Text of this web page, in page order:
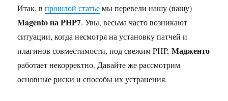
Итак, впрошлой статьемы перевели нашу (вашу)
Magento на PHP7. Увы, весьма часто возникают
ситуации, когда несмотря на установку патчей и
плагинов совместимости, под свежим PHP,Мадженто
работает некорректно. Давайте же рассмотрим
основные риски и способы их устранения.